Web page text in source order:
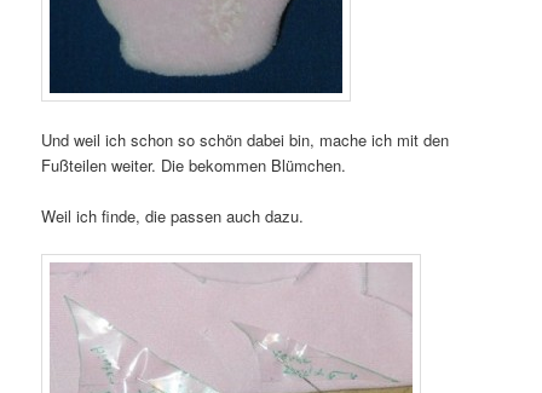
Und weil ich schon so schön dabei bin, mache ich mit den
Fußteilen weiter. Die bekommen Blümchen.
Weil ich finde, die passen auch dazu.